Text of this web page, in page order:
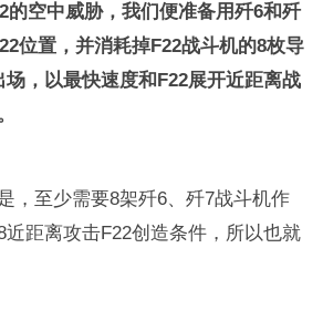
的空中威胁，我们便准备用歼6和歼
位置，并消耗掉F22战斗机的8枚导
，以最快速度和F22展开近距离战
，至少需要8架歼6、歼7战斗机作
近距离攻击F22创造条件，所以也就